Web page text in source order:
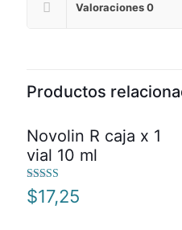
Valoraciones0
Productos
Novolin R caja x 1
vial 10 ml
Valorado
con
$17,25